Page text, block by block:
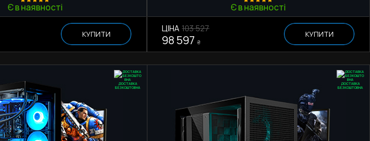
Є в наявності
КУПИТИ
Є в наявності
ЦІНА 103 527
98 597 ₴
КУПИТИ
ДОСТАВКА
БЕЗКОШТОВНА
ДОСТАВКА
БЕЗКОШТОВНА